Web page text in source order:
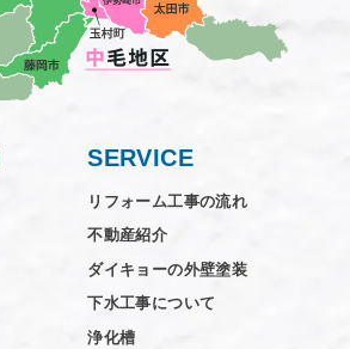
SERVICE
リフォーム工事の流れ
不動産紹介
ダイキョーの外壁塗装
下水工事について
浄化槽